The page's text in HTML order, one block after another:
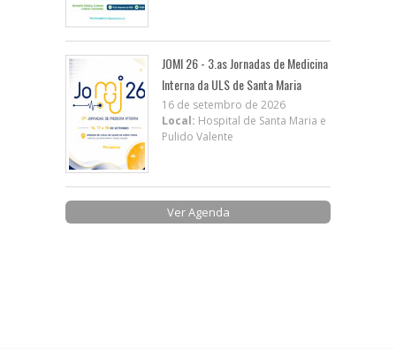
JOMI 26 - 3.as Jornadas de Medicina
Interna da ULS de Santa Maria
16 de setembro de 2026
Local: Hospital de Santa Maria e
Pulido Valente
Ver Agenda